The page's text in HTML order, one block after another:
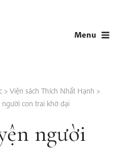
Menu
> Viện sách Thích Nhất Hạnh >
người con trai khờ dại
người